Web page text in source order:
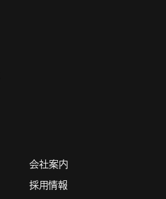
会社案内
採用情報